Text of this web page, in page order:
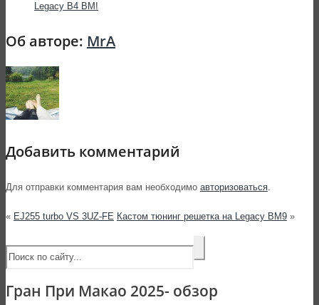
Legacy B4 BM!
Об авторе: MrA
Добавить комментарий
Для отправки комментария вам необходимо авторизоваться.
« EJ255 turbo VS 3UZ-FE Кастом тюнинг решетка на Legacy BM9 »
Гран При Макао 2025- обзор